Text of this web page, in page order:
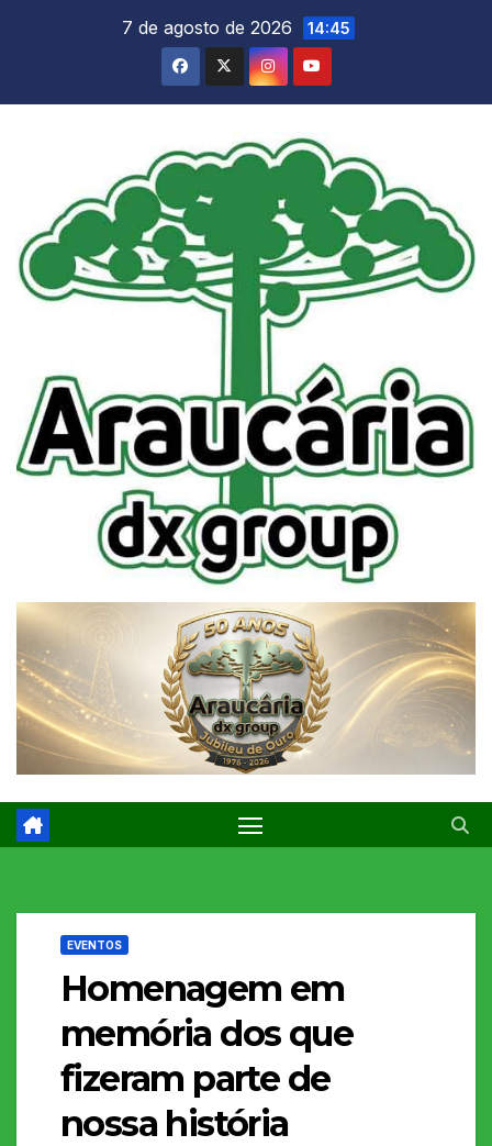
7 de agosto de 2026 14:45
EVENTOS
Homenagem em
memória dos que
fizeram parte de
nossa história